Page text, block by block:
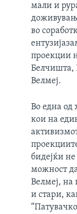
мали и
во
проекции
Белчишта,
Велмеј.
Во една од
кои на
бидејќи
можност
Велмеј, на
и стари,